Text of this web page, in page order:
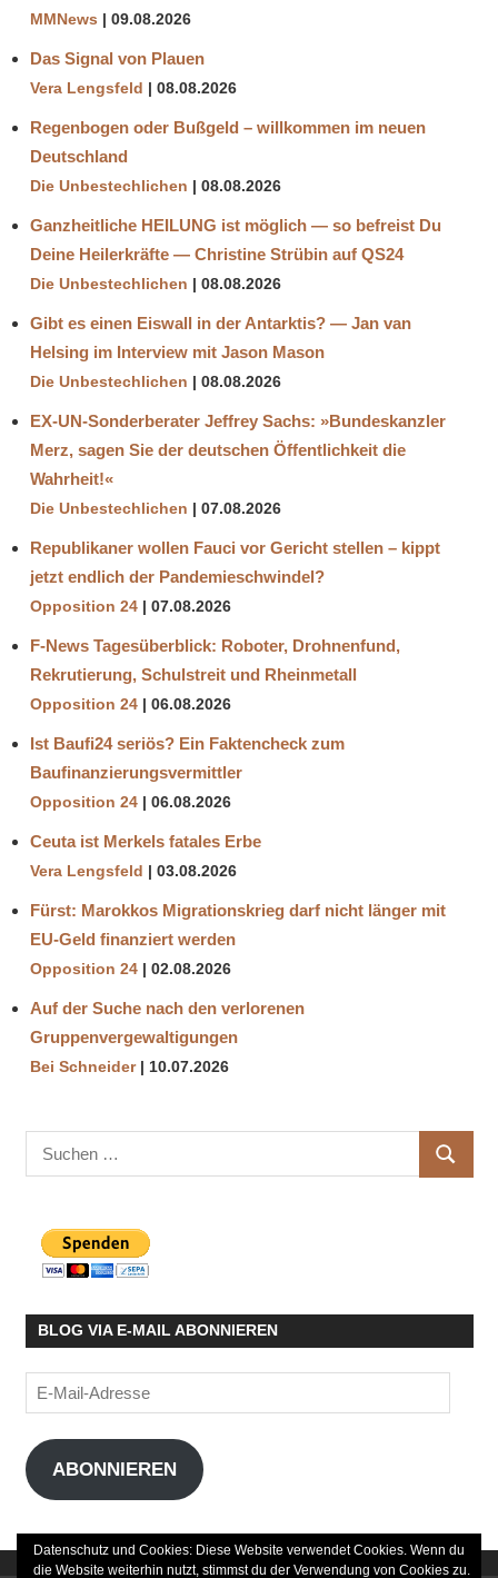
MMNews 09.08.2026
Das Signal von Plauen
Vera Lengsfeld 08.08.2026
Regenbogen oder Bußgeld – willkommen im neuen
Deutschland
Die Unbestechlichen 08.08.2026
Ganzheitliche HEILUNG ist möglich — so befreist Du
Deine Heilerkräfte — Christine Strübin auf QS24
Die Unbestechlichen 08.08.2026
Gibt es einen Eiswall in der Antarktis? — Jan van
Helsing im Interview mit Jason Mason
Die Unbestechlichen 08.08.2026
EX-UN-Sonderberater Jeffrey Sachs: »Bundeskanzler
Merz, sagen Sie der deutschen Öffentlichkeit die
Wahrheit!«
Die Unbestechlichen 07.08.2026
Republikaner wollen Fauci vor Gericht stellen – kippt
jetzt endlich der Pandemieschwindel?
Opposition 24 07.08.2026
F-News Tagesüberblick: Roboter, Drohnenfund,
Rekrutierung, Schulstreit und Rheinmetall
Opposition 24 06.08.2026
Ist Baufi24 seriös? Ein Faktencheck zum
Baufinanzierungsvermittler
Opposition 24 06.08.2026
Ceuta ist Merkels fatales Erbe
Vera Lengsfeld 03.08.2026
Fürst: Marokkos Migrationskrieg darf nicht länger mit
EU-Geld finanziert werden
Opposition 24 02.08.2026
Auf der Suche nach den verlorenen
Gruppenvergewaltigungen
Bei Schneider 10.07.2026
Suchen
nach:
SUCHEN
BLOG VIA E-MAIL ABONNIEREN
E-
Mail-
Adresse
ABONNIEREN
Datenschutz und Cookies: Diese Website verwendet Cookies. Wenn du
die Website weiterhin nutzt, stimmst du der Verwendung von Cookies zu.